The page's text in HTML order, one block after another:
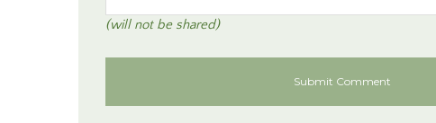
(will not be shared)